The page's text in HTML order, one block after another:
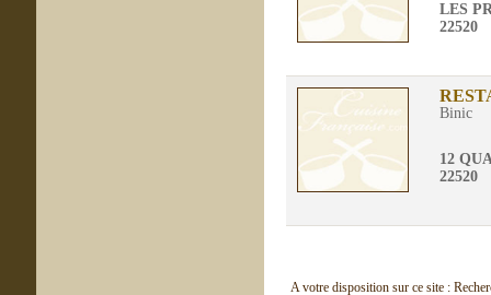
LES
22520
Binic
12
22520
A votre disposition sur ce site :